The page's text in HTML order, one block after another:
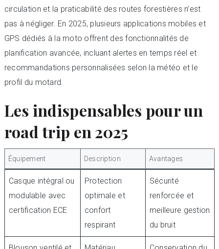
circulation et la praticabilité des routes forestières n’est
pas à négliger. En 2025, plusieurs applications mobiles et
GPS dédiés à la moto offrent des fonctionnalités de
planification avancée, incluant alertes en temps réel et
recommandations personnalisées selon la météo et le
profil du motard.
Les indispensables pour un
road trip en 2025
Équipement Description Avantages
Casque intégral ou
modulable avec
certification ECE
Protection
optimale et
confort
respirant
Sécurité
renforcée et
meilleure gestion
du bruit